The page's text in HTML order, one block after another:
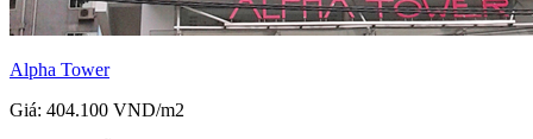
Alpha Tower
Giá: 404.100 VND/m2